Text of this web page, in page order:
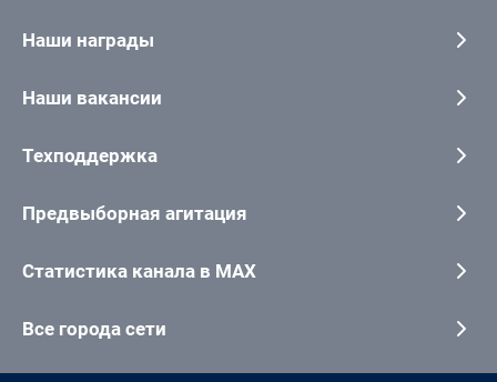
Наши награды
Наши вакансии
Техподдержка
Предвыборная агитация
Статистика канала в MAX
Все города сети